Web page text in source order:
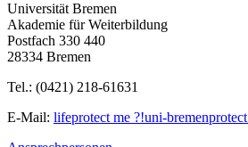
Universität Bremen
Akademie für Weiterbildung
Postfach 330 440
28334 Bremen
Tel.: (0421) 218-61631
E-Mail: lifeprotect me ?!uni-bremen